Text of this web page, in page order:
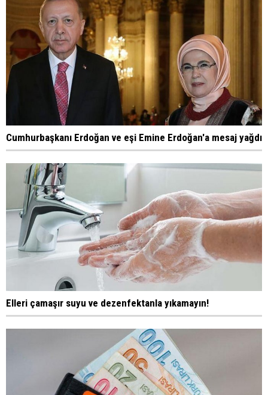
Cumhurbaşkanı Erdoğan ve eşi Emine Erdoğan'a mesaj yağdı
Elleri çamaşır suyu ve dezenfektanla yıkamayın!